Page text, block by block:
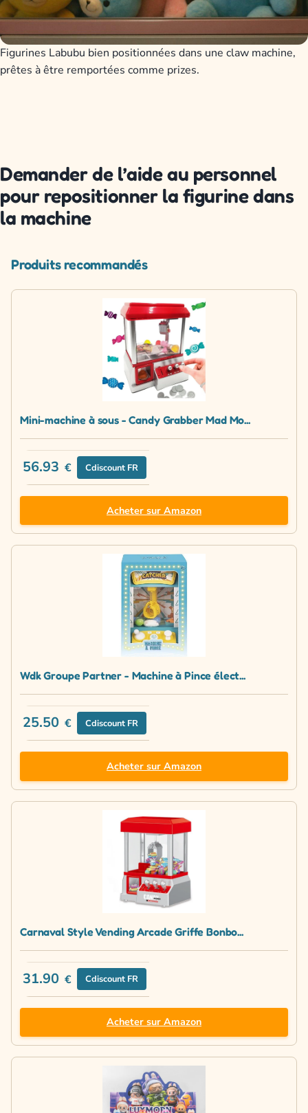
Figurines Labubu bien positionnées dans une claw machine,
prêtes à être remportées comme prizes.
Demander de l’aide au personnel
pour repositionner la figurine dans
la machine
Produits recommandés
Mini-machine à sous - Candy Grabber Mad Mo...
56.93 € Cdiscount FR
Acheter sur Amazon
Wdk Groupe Partner - Machine à Pince élect...
25.50 € Cdiscount FR
Acheter sur Amazon
Carnaval Style Vending Arcade Griffe Bonbo...
31.90 € Cdiscount FR
Acheter sur Amazon